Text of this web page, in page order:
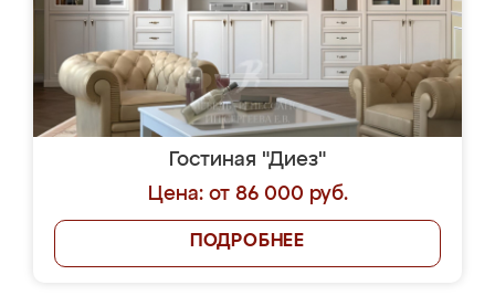
Гостиная "Диез"
Цена: от 86 000 руб.
ПОДРОБНЕЕ